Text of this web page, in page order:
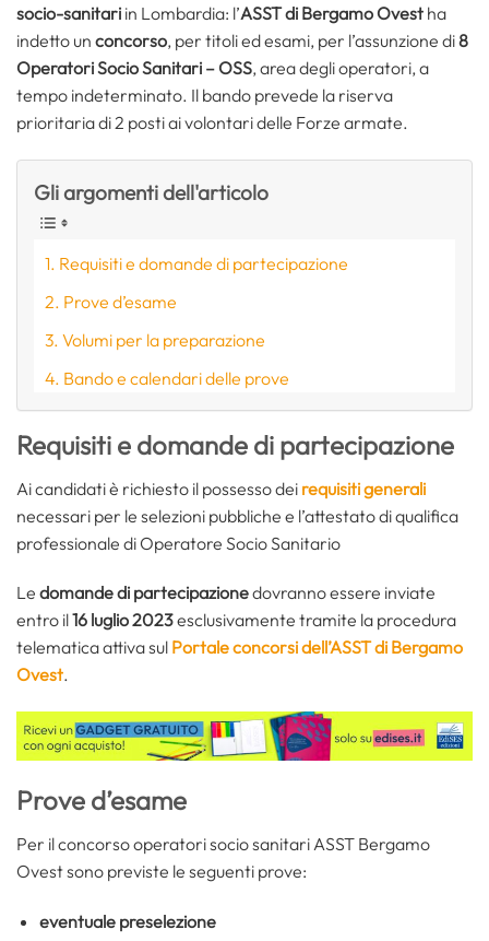
socio-sanitari in Lombardia: l’ASST di Bergamo Ovest ha
indetto un concorso, per titoli ed esami, per l’assunzione di8
Operatori Socio Sanitari – OSS, area degli operatori, a
tempo indeterminato. Il bando prevede la riserva
prioritaria di 2 posti ai volontari delle Forze armate.
Gli argomenti dell'articolo
Requisiti e domande di partecipazione
Prove d’esame
Volumi per la preparazione
Bando e calendari delle prove
Requisiti e domande di partecipazione
Ai candidati è richiesto il possesso dei requisiti generali
necessari per le selezioni pubbliche e l’attestato di qualifica
professionale di Operatore Socio Sanitario
Le domande di partecipazionedovranno essere inviate
entro il16 luglio 2023esclusivamente tramite la procedura
telematica attiva sul Portale concorsi dell’ASST di Bergamo
Ovest.
Prove d’esame
Per il concorso operatori socio sanitari ASST Bergamo
Ovest sono previste le seguenti prove:
eventuale preselezione